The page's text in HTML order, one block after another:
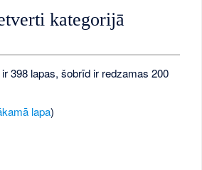
kategorijā
398 lapas, šobrīd ir redzamas 200
lapa)